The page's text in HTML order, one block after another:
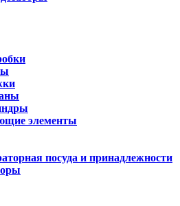
элементы
посуда и принадлежности